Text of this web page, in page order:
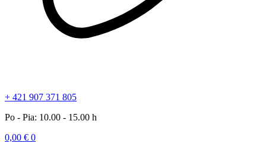
+ 421 907 371 805
Po - Pia: 10.00 - 15.00 h
0,00 € 0